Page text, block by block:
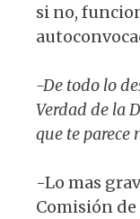
si no,
-De todo lo
Verdad de la
que te parece
-Lo mas
Comisión de